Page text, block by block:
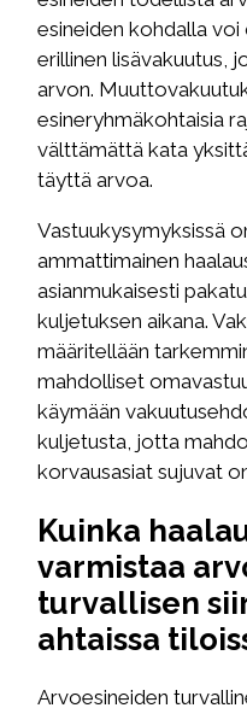
esineiden kohdalla
erillinen lisävakuutus,
arvon.
esineryhmäkohtaisia
välttämättä kata
täyttä arvoa.
Vastuukysymyksissä
ammattimainen
asianmukaisesti
kuljetuksen aikana.
määritellään
mahdolliset
käymään
kuljetusta, jotta
korvausasiat sujuvat
Kuinka
varmistaa
turvallisen
ahtaissa
Arvoesineiden